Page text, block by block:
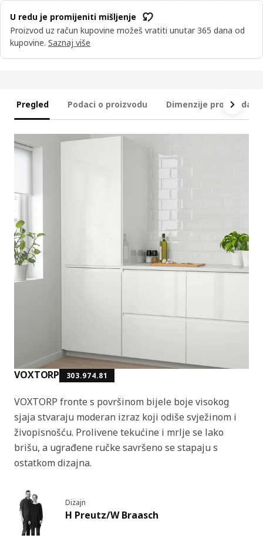
U redu je promijeniti mišljenje
Proizvod uz račun kupovine možeš vratiti unutar 365 dana od
kupovine. Saznaj više
Pregled Podaci o proizvodu Dimenzije proizvoda
VOXTORP 303.974.81
VOXTORP fronte s površinom bijele boje visokog
sjaja stvaraju moderan izraz koji odiše svježinom i
živopisnošću. Prolivene tekućine i mrlje se lako
brišu, a ugrađene ručke savršeno se stapaju s
ostatkom dizajna.
Dizajn
H Preutz/W Braasch